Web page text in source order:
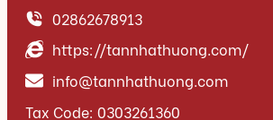
02862678913
https://tannhathuong.com/
info@tannhathuong.com
Tax Code: 0303261360